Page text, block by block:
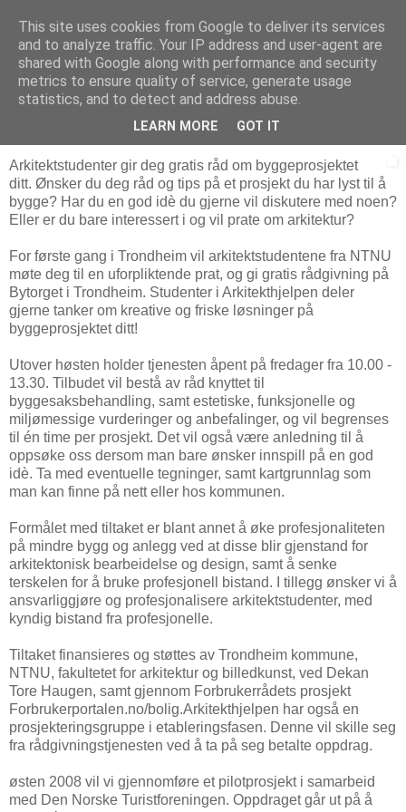
Arkitektur & Miljøteknologi
12 august 2008
Arkitekthjelpen
Arkitektstudenter gir deg gratis råd om byggeprosjektet
ditt. Ønsker du deg råd og tips på et prosjekt du har lyst til å
bygge? Har du en god idè du gjerne vil diskutere med noen?
Eller er du bare interessert i og vil prate om arkitektur?
For første gang i Trondheim vil arkitektstudentene fra NTNU
møte deg til en uforpliktende prat, og gi gratis rådgivning på
Bytorget i Trondheim. Studenter i Arkitekthjelpen deler
gjerne tanker om kreative og friske løsninger på
byggeprosjektet ditt!
Utover høsten holder tjenesten åpent på fredager fra 10.00 -
13.30. Tilbudet vil bestå av råd knyttet til
byggesaksbehandling, samt estetiske, funksjonelle og
miljømessige vurderinger og anbefalinger, og vil begrenses
til én time per prosjekt. Det vil også være anledning til å
oppsøke oss dersom man bare ønsker innspill på en god
idè. Ta med eventuelle tegninger, samt kartgrunnlag som
man kan finne på nett eller hos kommunen.
Formålet med tiltaket er blant annet å øke profesjonaliteten
på mindre bygg og anlegg ved at disse blir gjenstand for
arkitektonisk bearbeidelse og design, samt å senke
terskelen for å bruke profesjonell bistand. I tillegg ønsker vi å
ansvarliggjøre og profesjonalisere arkitektstudenter, med
kyndig bistand fra profesjonelle.
Tiltaket finansieres og støttes av Trondheim kommune,
NTNU, fakultetet for arkitektur og billedkunst, ved Dekan
Tore Haugen, samt gjennom Forbrukerrådets prosjekt
Forbrukerportalen.no/bolig.Arkitekthjelpen har også en
prosjekteringsgruppe i etableringsfasen. Denne vil skille seg
fra rådgivningstjenesten ved å ta på seg betalte oppdrag.
østen 2008 vil vi gjennomføre et pilotprosjekt i samarbeid
med Den Norske Turistforeningen. Oppdraget går ut på å
This site uses cookies from Google to deliver its services
and to analyze traffic. Your IP address and user-agent are
shared with Google along with performance and security
metrics to ensure quality of service, generate usage
statistics, and to detect and address abuse.
LEARN MORE GOT IT